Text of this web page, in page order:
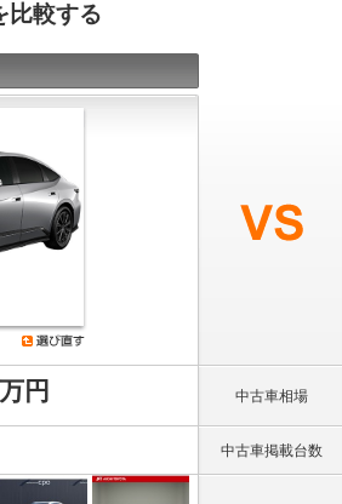
比較する
円 中古車相場
中古車掲載台数